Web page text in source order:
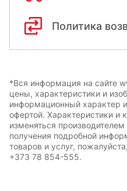
Политика
*Вся информация на сайте
цены, характеристики и
информационный характер
офертой. Характеристики и
изменяться
получения подробной
товаров и услуг,
+373 78 854-555.